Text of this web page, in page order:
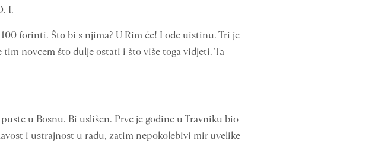
I.
forinti. Što bi s njima? U Rim će! I ode uistinu. Tri je
novcem što dulje ostati i što više toga vidjeti. Ta
u Bosnu. Bi uslišen. Prve je godine u Travniku bio
i ustrajnost u radu, zatim nepokolebivi mir uvelike